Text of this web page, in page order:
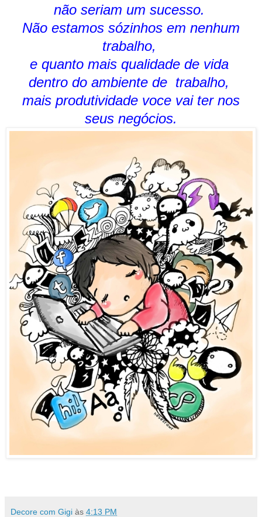
não seriam um sucesso.
Não estamos sózinhos em nenhum
trabalho,
e quanto mais qualidade de vida
dentro do ambiente de trabalho,
mais produtividade voce vai ter nos
seus negócios.
Decore com Gigi às 4:13 PM